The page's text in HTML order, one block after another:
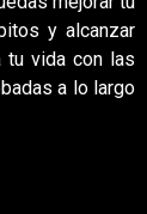
y alcanzar
tu vida con las
a lo largo